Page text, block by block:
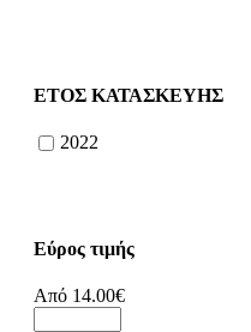
ΕΤΟΣ ΚΑΤΑΣΚΕΥΗΣ
2022
Εύρος τιμής
Από 14.00€